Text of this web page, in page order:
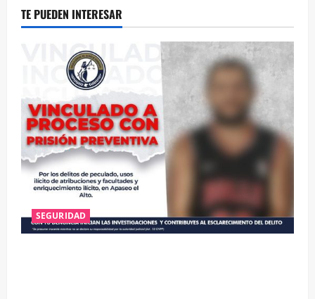
TE PUEDEN INTERESAR
SEGURIDAD